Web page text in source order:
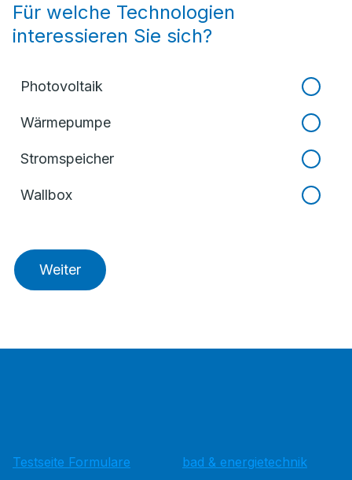
Für welche Technologien
interessieren Sie sich?
Photovoltaik
Wärmepumpe
Stromspeicher
Wallbox
Weiter
Testseite Formulare
bad & energietechnik